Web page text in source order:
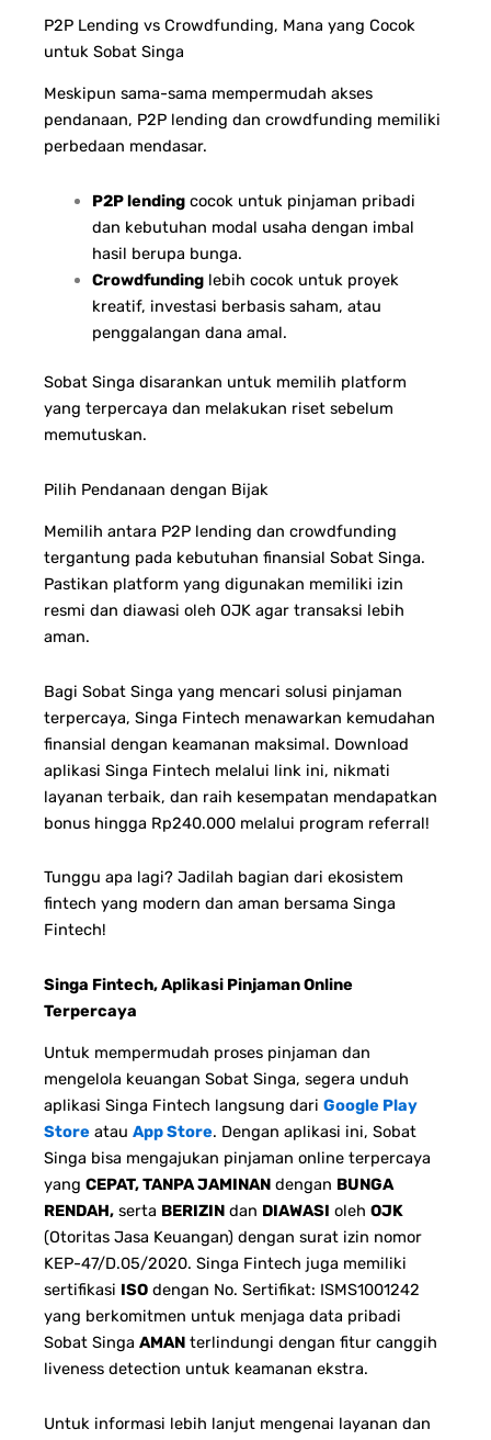
P2P Lending vs Crowdfunding, Mana yang Cocok
untuk Sobat Singa
Meskipun sama-sama mempermudah akses
pendanaan, P2P lending dan crowdfunding memiliki
perbedaan mendasar.
P2P lendingcocok untuk pinjaman pribadi
dan kebutuhan modal usaha dengan imbal
hasil berupa bunga.
Crowdfundinglebih cocok untuk proyek
kreatif, investasi berbasis saham, atau
penggalangan dana amal.
Sobat Singa disarankan untuk memilih platform
yang terpercaya dan melakukan riset sebelum
memutuskan.
Pilih Pendanaan dengan Bijak
Memilih antara P2P lending dan crowdfunding
tergantung pada kebutuhan finansial Sobat Singa.
Pastikan platform yang digunakan memiliki izin
resmi dan diawasi oleh OJK agar transaksi lebih
aman.
Bagi Sobat Singa yang mencari solusi pinjaman
terpercaya, Singa Fintech menawarkan kemudahan
finansial dengan keamanan maksimal. Download
aplikasi Singa Fintech melalui link ini, nikmati
layanan terbaik, dan raih kesempatan mendapatkan
bonus hingga Rp240.000 melalui program referral!
Tunggu apa lagi? Jadilah bagian dari ekosistem
fintech yang modern dan aman bersama Singa
Fintech!
Singa Fintech, Aplikasi Pinjaman Online
Terpercaya
Untuk mempermudah proses pinjaman dan
mengelola keuangan Sobat Singa, segera unduh
aplikasi Singa Fintech langsung dari Google Play
Store atau App Store. Dengan aplikasi ini, Sobat
Singa bisa mengajukan pinjaman online terpercaya
yang CEPAT, TANPA JAMINAN dengan BUNGA
RENDAH, serta BERIZIN dan DIAWASI oleh OJK
(Otoritas Jasa Keuangan) dengan surat izin nomor
KEP-47/D.05/2020. Singa Fintech juga memiliki
sertifikasi ISO dengan No. Sertifikat: ISMS1001242
yang berkomitmen untuk menjaga data pribadi
Sobat Singa AMAN terlindungi dengan fitur canggih
liveness detection untuk keamanan ekstra.
Untuk informasi lebih lanjut mengenai layanan dan